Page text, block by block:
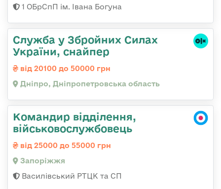
1 ОБрСпП ім. Івана Богуна
Служба у Збройних Силах
України, снайпер
від 20100 до 50000 грн
Дніпро, Дніпропетровська область
Командир відділення,
військовослужбовець
від 25000 до 55000 грн
Запоріжжя
Василівський РТЦК та СП